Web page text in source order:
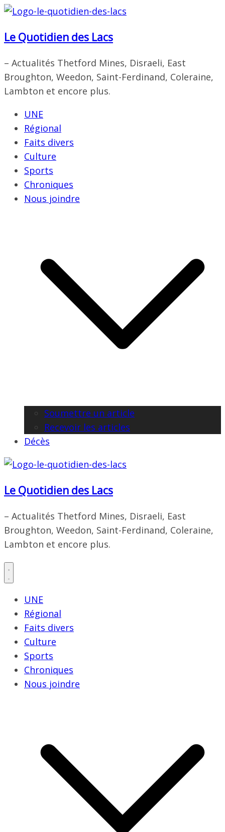
Passer
contenu
Le Quotidien des Lacs
– Actualités Thetford Mines, Disraeli, East
Broughton, Weedon, Saint-Ferdinand, Coleraine,
Lambton et encore plus.
UNE
Régional
Faits divers
Culture
Sports
Chroniques
Nous joindre
Soumettre un article
Recevoir les articles
Décès
Le Quotidien des Lacs
– Actualités Thetford Mines, Disraeli, East
Broughton, Weedon, Saint-Ferdinand, Coleraine,
Lambton et encore plus.
UNE
Régional
Faits divers
Culture
Sports
Chroniques
Nous joindre